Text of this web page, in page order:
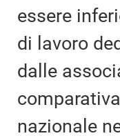
essere
di lavoro
dalle
nazionale